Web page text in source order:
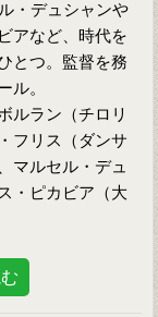
・デュシャンや
アなど、時代を
とつ。監督を務
ル。
ルラン（チロリ
フリス（ダンサ
マルセル・デュ
・ピカビア（大